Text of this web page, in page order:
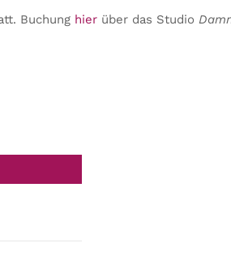
Buchung hierüber das Studio